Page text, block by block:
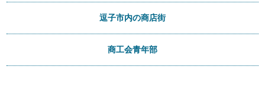
逗子市内の商店街
商工会青年部